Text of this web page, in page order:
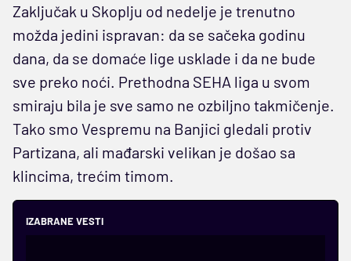
Zaključak u Skoplju od nedelje je trenutno
možda jedini ispravan: da se sačeka godinu
dana, da se domaće lige usklade i da ne bude
sve preko noći. Prethodna SEHA liga u svom
smiraju bila je sve samo ne ozbiljno takmičenje.
Tako smo Vespremu na Banjici gledali protiv
Partizana, ali mađarski velikan je došao sa
klincima, trećim timom.
IZABRANE VESTI